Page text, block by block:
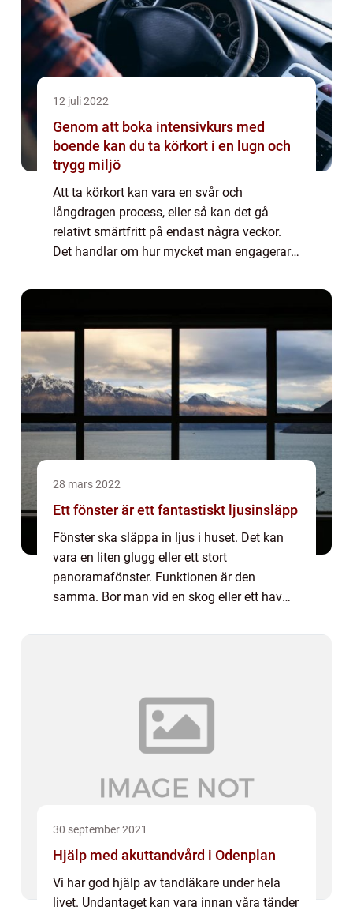
12 juli 2022
Genom att boka intensivkurs med
boende kan du ta körkort i en lugn och
trygg miljö
Att ta körkort kan vara en svår och
långdragen process, eller så kan det gå
relativt smärtfritt på endast några veckor.
Det handlar om hur mycket man engagerar
förutsättningar man har. Det finns de som
28 mars 2022
Ett fönster är ett fantastiskt ljusinsläpp
Fönster ska släppa in ljus i huset. Det kan
vara en liten glugg eller ett stort
panoramafönster. Funktionen är den
samma. Bor man vid en skog eller ett hav
man vill ha stora panoramafönster. Den
30 september 2021
Hjälp med akuttandvård i Odenplan
Vi har god hjälp av tandläkare under hela
livet. Undantaget kan vara innan våra tänder